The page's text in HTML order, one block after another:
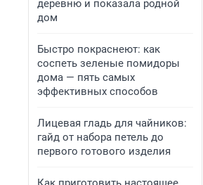
деревню и показала родной
дом
Быстро покраснеют: как
соспеть зеленые помидоры
дома — пять самых
эффективных способов
Лицевая гладь для чайников:
гайд от набора петель до
первого готового изделия